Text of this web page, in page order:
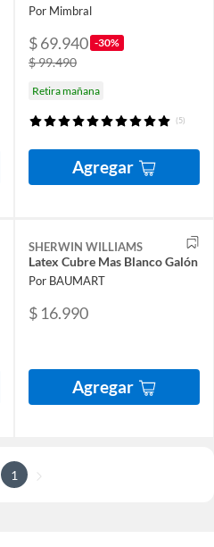
Por Mimbral
$ 69.940 -30%
$ 99.490
Retira mañana
(5)
Agregar
SHERWIN WILLIAMS
Latex Cubre Mas Blanco Galón
Por BAUMART
$ 16.990
Agregar
1